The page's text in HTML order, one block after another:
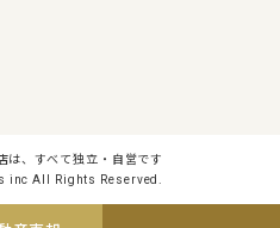
は、すべて独立・自営です
inc All Rights Reserved.